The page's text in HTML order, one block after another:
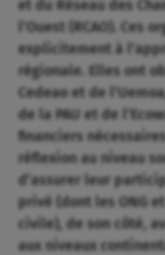
et du Réseau des
l’Ouest (RCAO).
explicitement à
régionale. Elles ont
Cedeao et de
de la PAU et de
financiers
réflexion au niveau
d’assurer leur
privé (dont les ONG
civile), de son côté,
aux niveaux